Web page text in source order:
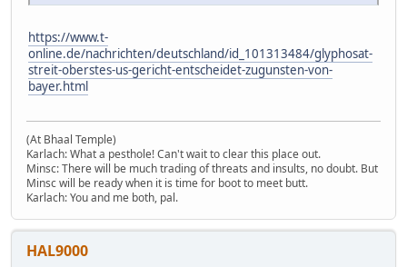
https://www.t-
online.de/nachrichten/deutschland/id_101313484/glyphosat-
streit-oberstes-us-gericht-entscheidet-zugunsten-von-
bayer.html
(At Bhaal Temple)
Karlach: What a pesthole! Can't wait to clear this place out.
Minsc: There will be much trading of threats and insults, no doubt. But
Minsc will be ready when it is time for boot to meet butt.
Karlach: You and me both, pal.
HAL9000